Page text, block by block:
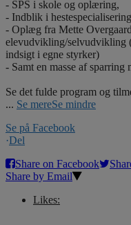
- SPS i skole og oplæring,
- Indblik i
- Oplæg fra Mette
elevudvikling/selvudvikling
indsigt i egne styrker)
- Samt en masse af
Se det fulde program og
... Se mereSe mindre
Se på Facebook
·Del
Share on Facebook
Share by Email
Likes: